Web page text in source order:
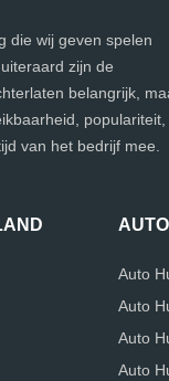
die wij geven spelen
zijn de
belangrijk,
populariteit,
van het bedrijf mee.
Auto
Auto
Auto
Auto